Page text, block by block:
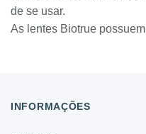
de se usar.
As lentes Biotrue
INFORMAÇÕES